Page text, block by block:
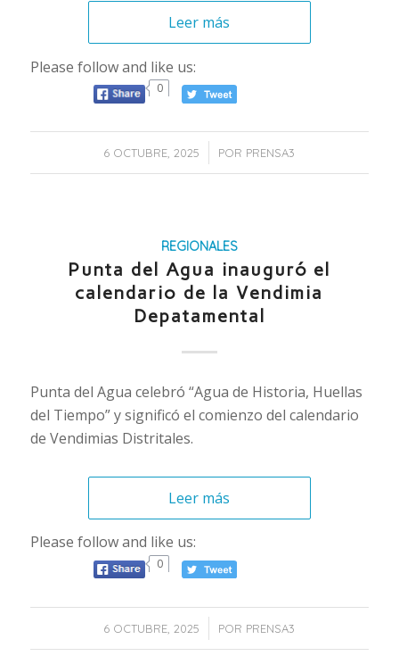
Leer más
Please follow and like us:
0
6 OCTUBRE, 2025
/ POR PRENSA3
REGIONALES
Punta del Agua inauguró el
calendario de la Vendimia
Depatamental
Punta del Agua celebró “Agua de Historia, Huellas
del Tiempo” y significó el comienzo del calendario
de Vendimias Distritales.
Leer más
Please follow and like us:
0
6 OCTUBRE, 2025
/ POR PRENSA3